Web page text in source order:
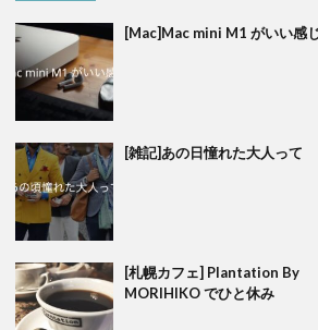
[Mac]Mac mini M1 がいい感
[雑記]あの日憧れた大人って
[札幌カフェ] Plantation By
MORIHIKO でひと休み